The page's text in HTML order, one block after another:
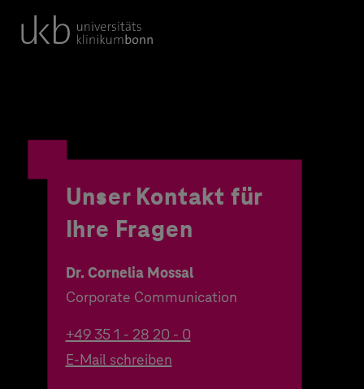
Unser Kontakt für
Ihre Fragen
Dr. Cornelia Mossal
Corporate Communication
+49 35 1 - 28 20 - 0
E-Mail schreiben